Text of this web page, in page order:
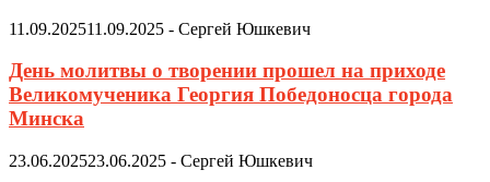
11.09.202511.09.2025 - Сергей Юшкевич
День молитвы о творении прошел на приходе
Великомученика Георгия Победоносца города
Минска
23.06.202523.06.2025 - Сергей Юшкевич